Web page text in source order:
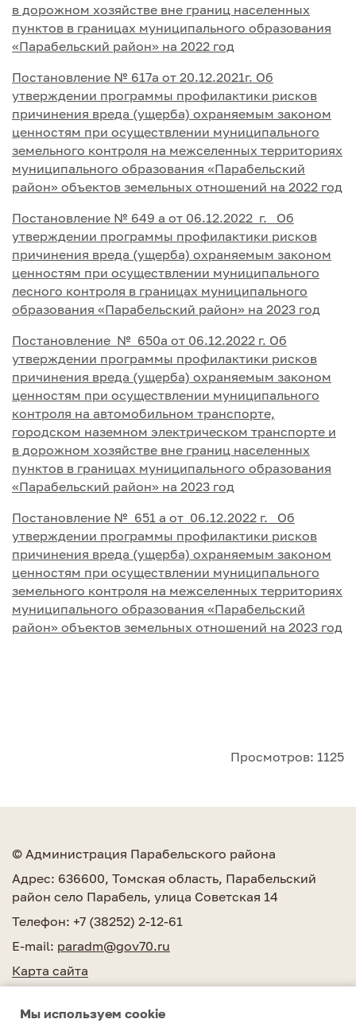
в дорожном хозяйстве вне границ населенных
пунктов в границах муниципального образования
«Парабельский район» на 2022 год
Постановление № 617а от 20.12.2021г. Об
утверждении программы профилактики рисков
причинения вреда (ущерба) охраняемым законом
ценностям при осуществлении муниципального
земельного контроля на межселенных территориях
муниципального образования «Парабельский
район» объектов земельных отношений на 2022 год
Постановление № 649 а от 06.12.2022 г. Об
утверждении программы профилактики рисков
причинения вреда (ущерба) охраняемым законом
ценностям при осуществлении муниципального
лесного контроля в границах муниципального
образования «Парабельский район» на 2023 год
Постановление № 650а от 06.12.2022 г. Об
утверждении программы профилактики рисков
причинения вреда (ущерба) охраняемым законом
ценностям при осуществлении муниципального
контроля на автомобильном транспорте,
городском наземном электрическом транспорте и
в дорожном хозяйстве вне границ населенных
пунктов в границах муниципального образования
«Парабельский район» на 2023 год
Постановление № 651 а от 06.12.2022 г. Об
утверждении программы профилактики рисков
причинения вреда (ущерба) охраняемым законом
ценностям при осуществлении муниципального
земельного контроля на межселенных территориях
муниципального образования «Парабельский
район» объектов земельных отношений на 2023 год
Просмотров: 1125
© Администрация Парабельского района
Адрес: 636600, Томская область, Парабельский
район село Парабель, улица Советская 14
Телефон: +7 (38252) 2-12-61
E-mail: paradm@gov70.ru
Карта сайта
Мы используем сookie